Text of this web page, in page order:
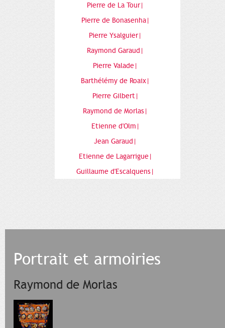
Pierre de La Tour|
Pierre de Bonasenha|
Pierre Ysalguier|
Raymond Garaud|
Pierre Valade|
Barthélémy de Roaix|
Pierre Gilbert|
Raymond de Morlas|
Etienne d'Olm|
Jean Garaud|
Etienne de Lagarrigue|
Guillaume d'Escalquens|
Portrait et armoiries
Raymond de Morlas